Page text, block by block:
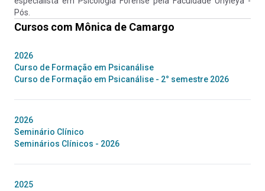
Pós.
Cursos com Mônica de Camargo
2026
Curso de Formação em Psicanálise
Curso de Formação em Psicanálise - 2° semestre 2026
2026
Seminário Clínico
Seminários Clínicos - 2026
2025